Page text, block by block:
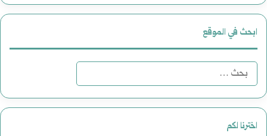
ابحث في الموقع
ل
اخترنا لكم